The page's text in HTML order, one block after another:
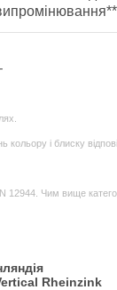
кольору і блиску
12944. Чим вище
Rheinzink